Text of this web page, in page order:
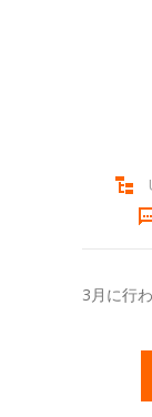
3月に行